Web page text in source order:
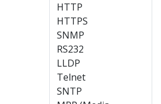
HTTP
HTTPS
SNMP
RS232
LLDP
Telnet
SNTP